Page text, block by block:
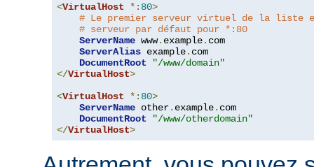
<VirtualHost *: 80>
# Le premier serveur virtuel de la liste
# serveur par défaut pour *:80
ServerName www. example. com
ServerAlias example. com
DocumentRoot
"/www/domain"
</VirtualHost>
<VirtualHost *: 80>
ServerName other. example. com
DocumentRoot
"/www/otherdomain"
</VirtualHost>